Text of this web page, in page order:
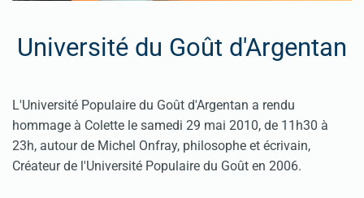
Université du Goût d'Argentan
L'Université Populaire du Goût d'Argentan a rendu
hommage à Colette le samedi 29 mai 2010, de 11h30 à
23h, autour de Michel Onfray, philosophe et écrivain,
Créateur de l'Université Populaire du Goût en 2006.